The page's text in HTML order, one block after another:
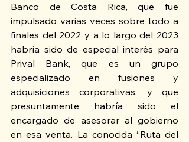
Banco de Costa Rica, que fue
impulsado varias veces sobre todo a
finales del 2022 y a lo largo del 2023
habría sido de especial interés para
Prival Bank, que es un grupo
especializado en fusiones y
adquisiciones corporativas, y que
presuntamente habría sido el
encargado de asesorar al gobierno
en esa venta. La conocida “Ruta del